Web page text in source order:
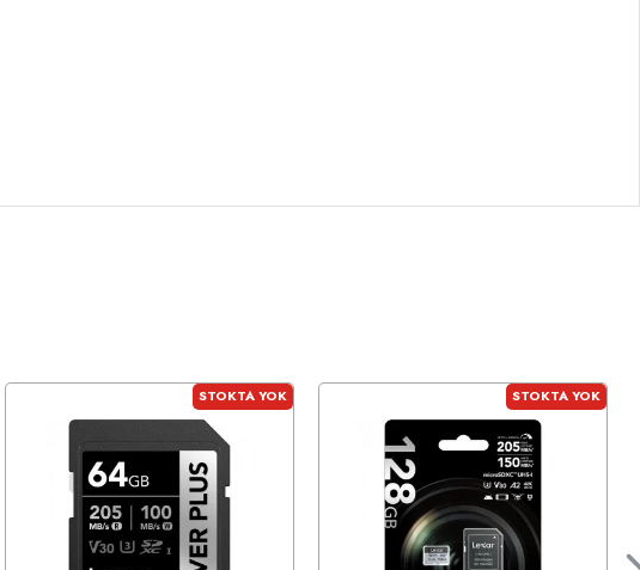
STOKTA YOK STOKTA YOK